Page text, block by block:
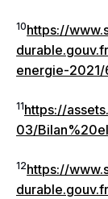
10https://
energie-
11https://
03/
12https://